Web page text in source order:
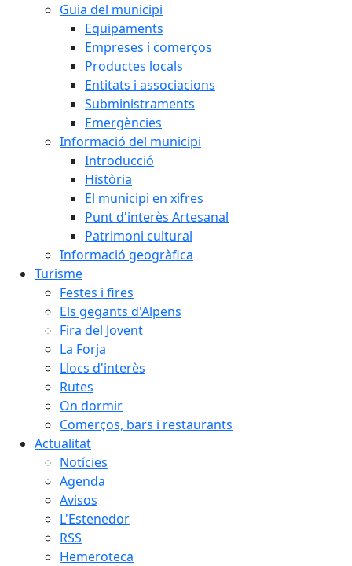
Guia del municipi
Equipaments
Empreses i comerços
Productes locals
Entitats i associacions
Subministraments
Emergències
Informació del municipi
Introducció
Història
El municipi en xifres
Punt d'interès Artesanal
Patrimoni cultural
Informació geogràfica
Turisme
Festes i fires
Els gegants d'Alpens
Fira del Jovent
La Forja
Llocs d'interès
Rutes
On dormir
Comerços, bars i restaurants
Actualitat
Notícies
Agenda
Avisos
L'Estenedor
RSS
Hemeroteca